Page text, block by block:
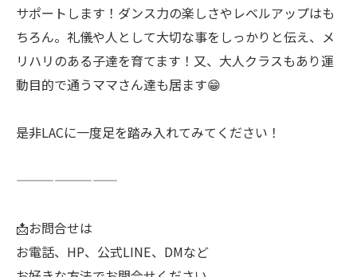
サポートします！ダンス力の楽しさやレベルアップはも
ちろん。礼儀や人として大切な事をしっかりと伝え、メ
リハリのある子達を育てます！又、大人クラスもあり運
動目的で通うママさん達も居ます😁
是非LACに一度足を踏み入れてみてください！
————————
📩お問合せは
お電話、HP、公式LINE、DMなど